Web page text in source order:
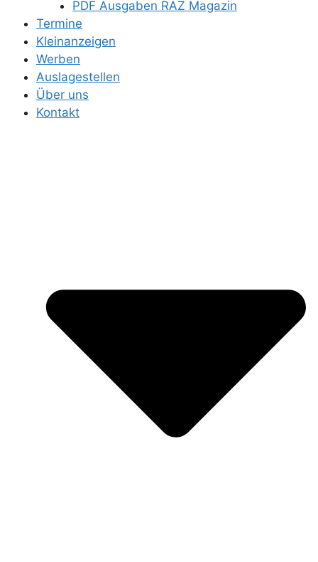
PDF Ausgaben RAZ Magazin
Termine
Kleinanzeigen
Werben
Auslagestellen
Über uns
Kontakt